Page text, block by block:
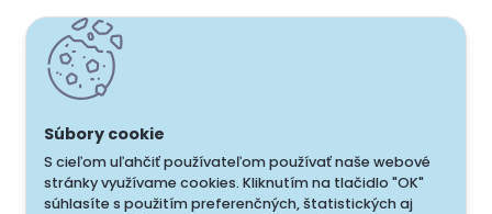
S cieľom uľahčiť používateľom používať naše webové
stránky využívame cookies. Kliknutím na tlačidlo "OK"
súhlasíte s použitím preferenčných, štatistických aj